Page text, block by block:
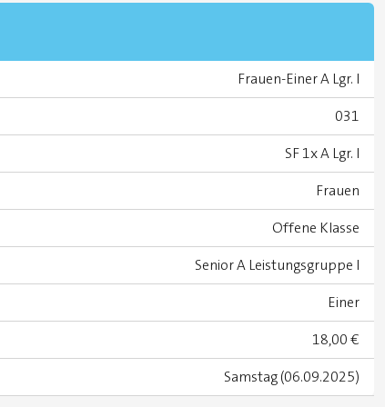
Frauen-Einer A Lgr. I
031
SF 1x A Lgr. I
Frauen
Offene Klasse
Senior A Leistungsgruppe I
Einer
18,00 €
Samstag (06.09.2025)